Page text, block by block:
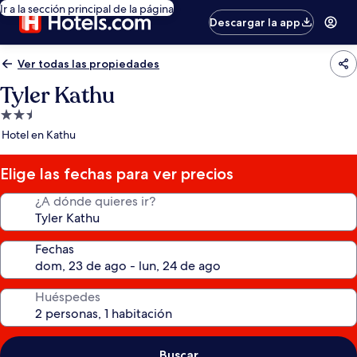
Ir a la sección principal de la página
Descargar la app
Ver todas las propiedades
Tyler Kathu
Propiedad
de
estrellas
Hotel en Kathu
Elige las fechas para ver precios
¿A dónde quieres ir?
Fechas
Huéspedes